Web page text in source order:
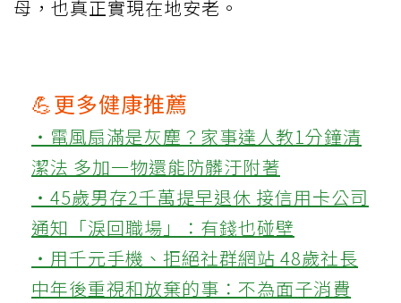
母，也真正實現在地安老。
💪更多健康推薦
‧電風扇滿是灰塵？家事達人教1分鐘清
潔法 多加一物還能防髒汙附著
‧45歲男存2千萬提早退休 接信用卡公司
通知「淚回職場」：有錢也碰壁
‧用千元手機、拒絕社群網站 48歲社長
中年後重視和放棄的事：不為面子消費